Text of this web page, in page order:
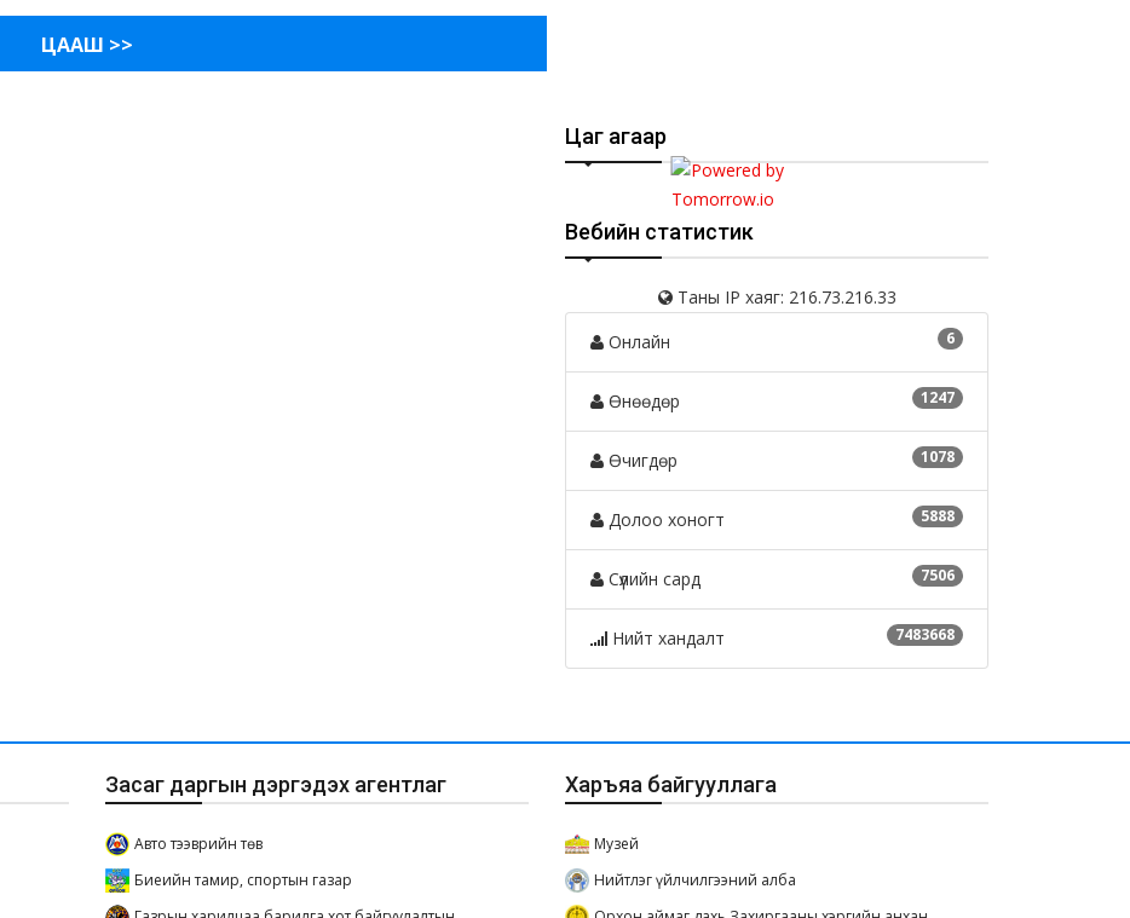
ЦААШ >>
Цаг агаар
Вебийн статистик
Таны IP хаяг: 216.73.216.33
6
Онлайн
1247
Өнөөдөр
1078
Өчигдөр
5888
Долоо хоногт
7506
Сүүлийн сард
7483668
Нийт хандалт
Засаг даргын дэргэдэх агентлаг
Авто тээврийн төв
Биеийн тамир, спортын газар
Харъяа байгууллага
Музей
Нийтлэг үйлчилгээний алба